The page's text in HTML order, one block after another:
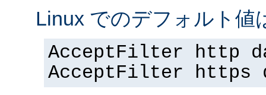
Linux でのデフォルト値
AcceptFilter http
AcceptFilter https